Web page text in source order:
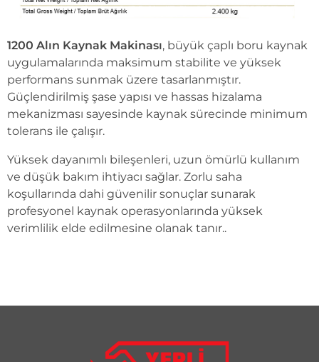
1200 Alın Kaynak Makinası, büyük çaplı boru kaynak
uygulamalarında maksimum stabilite ve yüksek
performans sunmak üzere tasarlanmıştır.
Güçlendirilmiş şase yapısı ve hassas hizalama
mekanizması sayesinde kaynak sürecinde minimum
tolerans ile çalışır.
Yüksek dayanımlı bileşenleri, uzun ömürlü kullanım
ve düşük bakım ihtiyacı sağlar. Zorlu saha
koşullarında dahi güvenilir sonuçlar sunarak
profesyonel kaynak operasyonlarında yüksek
verimlilik elde edilmesine olanak tanır..